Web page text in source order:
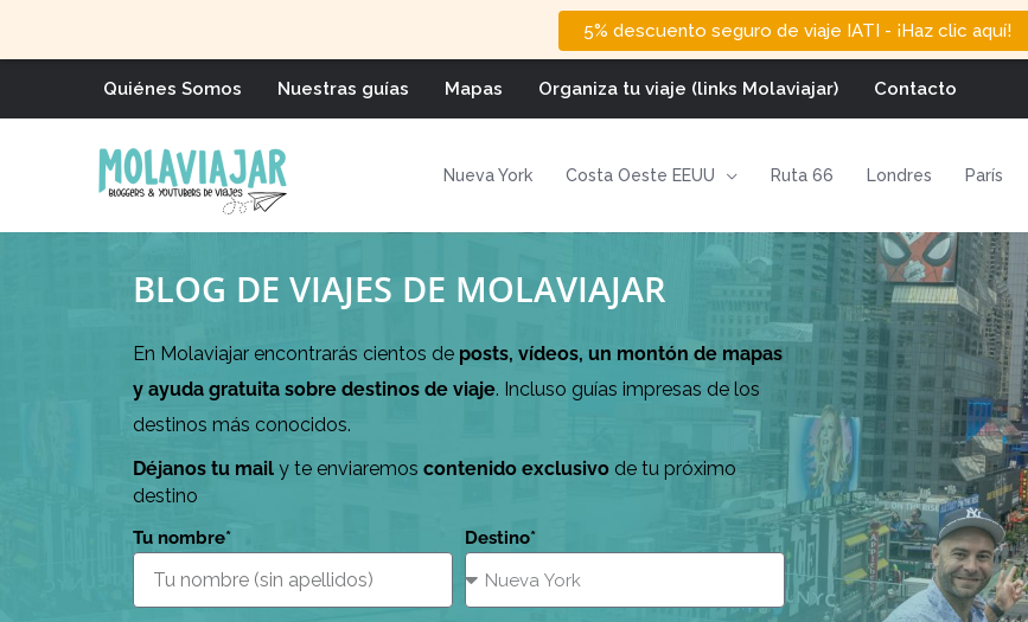
5% descuento seguro de viaje IATI - ¡Haz clic aquí!
Quiénes Somos Nuestras guías Mapas Organiza tu viaje (links Molaviajar) Contacto
Nueva York Costa Oeste EEUU Ruta 66 Londres París
BLOG DE VIAJES DE MOLAVIAJAR
En Molaviajar encontrarás cientos de posts, vídeos, un montón de mapas
y ayuda gratuita sobre destinos de viaje. Incluso guías impresas de los
destinos más conocidos.
Déjanos tu mail y te enviaremos contenido exclusivo de tu próximo
destino
Tu nombre* Destino*